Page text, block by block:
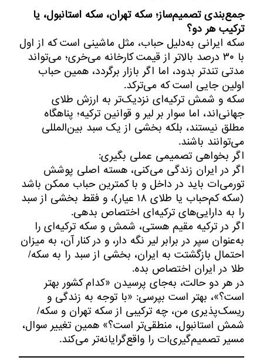
جمع‌بندی تصمیم‌ساز؛ سکه تهران، سکه استانبول، یا
ترکیب هر دو؟
سکه ایرانی به‌دلیل حباب، مثل ماشینی است که از اول
با ۳۰ درصد بالاتر از قیمت کارخانه می‌خری؛ می‌تواند
مدتی تندتر بدود، اما اگر بازار برگردد، همین حباب
اولین جایی است که می‌ترکد.
سکه و شمش ترکیه‌ای نزدیک‌تر به ارزش طلای
جهانی‌اند، اما سوار بر لیر و قوانین ترکیه؛ پناهگاه
مطلق نیستند، بلکه بخشی از یک سبد بین‌المللی
می‌توانند باشند.
اگر بخواهی تصمیمی عملی بگیری:
اگر در ایران زندگی می‌کنی، هسته اصلی پوشش
تورمی‌ات باید در داخل و با کمترین حباب ممکن باشد
(سکه کم‌حباب یا طلای ۱۸ عیار)، و فقط بخشی از سبد
را به دارایی‌های ترکیه‌ای اختصاص بدهی.
اگر در ترکیه مقیم هستی، شمش و سکه ترکیه‌ای را
به‌عنوان سپر در برابر لیر نگه دار، و در کنار آن، به میزان
احتمال بازگشتت به ایران، بخشی از سبد را به سکه/
طلا در ایران اختصاص بده.
در هر دو حالت، به‌جای پرسیدن «کدام کشور بهتر
است؟»، بهتر است بپرسی: «با توجه به زندگی و
ریسک‌پذیری من، چه ترکیبی از سکه تهران و سکه/
شمش استانبول، منطقی‌تر است؟» همین تغییر سوال،
مسیر تصمیم‌گیری‌ات را واقع‌گرایانه‌تر می‌کند.